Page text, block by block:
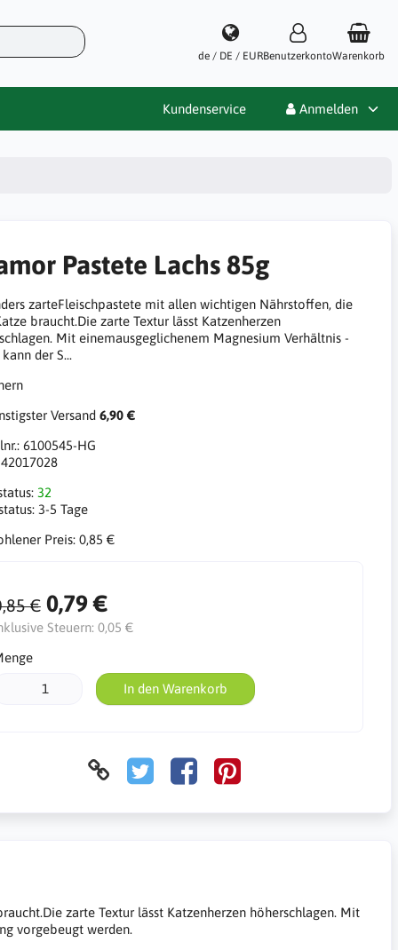
de / DE / EURBenutzerkontoWarenkorb
Kundenservice Anmelden
Pastete Lachs 85g
zarteFleischpastete mit allen wichtigen Nährstoffen, die
braucht.Die zarte Textur lässt Katzenherzen
Mit einemausgeglichenem Magnesium Verhältnis -
der S...
Versand 6,90 €
6100545-HG
42017028
32
3-5 Tage
Preis: 0,85 €
€ 0,79 €
Steuern: 0,05 €
In den Warenkorb
zarte Textur lässt Katzenherzen höherschlagen. Mit
vorgebeugt werden.